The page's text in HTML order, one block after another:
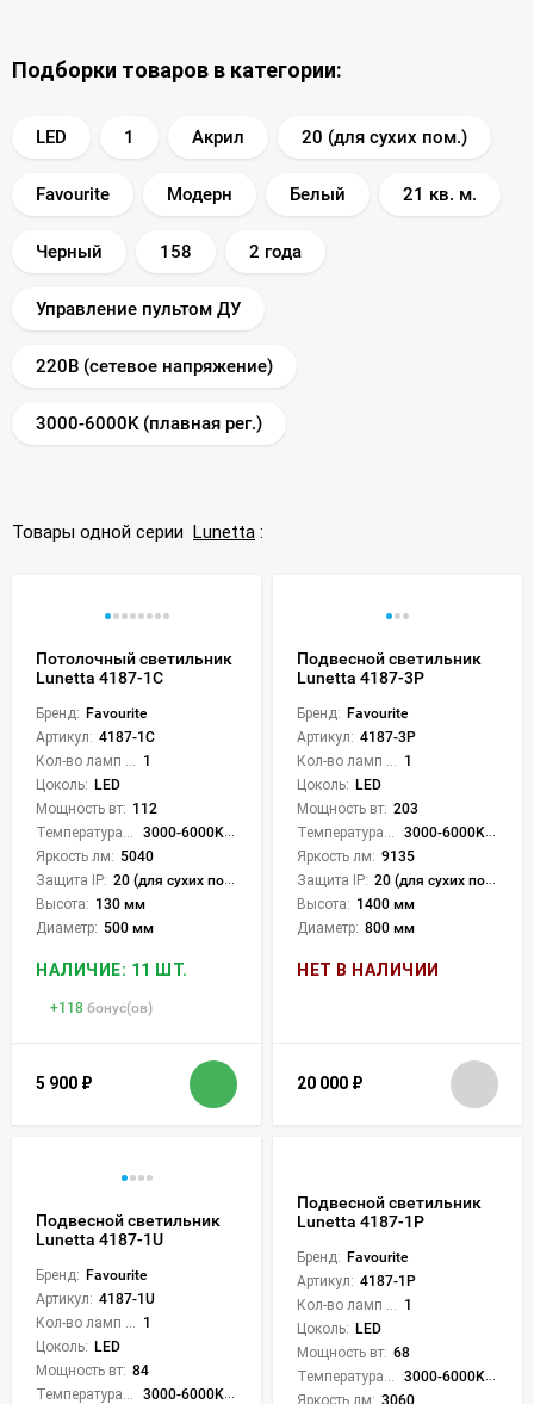
Подборки товаров в категории:
LED 1 Акрил 20 (для сухих пом.)
Favourite Модерн Белый 21 кв. м.
Черный 158 2 года
Управление пультом ДУ
220В (сетевое напряжение)
3000-6000K (плавная рег.)
Товары одной серии Lunetta :
Потолочный светильник
Lunetta 4187-1C
Бренд: Favourite
Артикул: 4187-1C
1
Цоколь: LED
Мощность вт: 112
3000-6000K (плавная рег.)
Яркость лм: 5040
Защита IP: 20 (для сухих пом.)
Высота: 130 мм
Диаметр: 500 мм
НАЛИЧИЕ: 11 ШТ.
+118 бонус(ов)
5 900 ₽
Подвесной светильник
Lunetta 4187-3P
Бренд: Favourite
Артикул: 4187-3P
1
Цоколь: LED
Мощность вт: 203
3000-6000K (плавная рег.)
Яркость лм: 9135
Защита IP: 20 (для сухих пом.)
Высота: 1400 мм
Диаметр: 800 мм
НЕТ В НАЛИЧИИ
20 000 ₽
Подвесной светильник
Lunetta 4187-1U
Бренд: Favourite
Артикул: 4187-1U
1
Цоколь: LED
Мощность вт: 84
3000-6000K (плавная рег.)
Подвесной светильник
Lunetta 4187-1P
Бренд: Favourite
Артикул: 4187-1P
1
Цоколь: LED
Мощность вт: 68
3000-6000K (плавная рег.)
Яркость лм: 3060